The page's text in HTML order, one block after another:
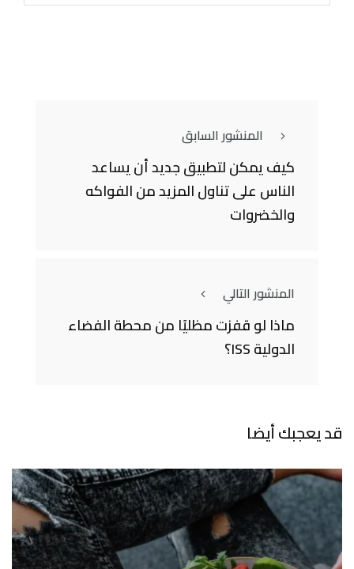
المنشور السابق
كيف يمكن لتطبيق جديد أن يساعد
الناس على تناول المزيد من الفواكه
والخضروات
المنشور التالي
ماذا لو قفزت مظليًا من محطة الفضاء
الدولية ISS؟
قد يعجبك أيضا